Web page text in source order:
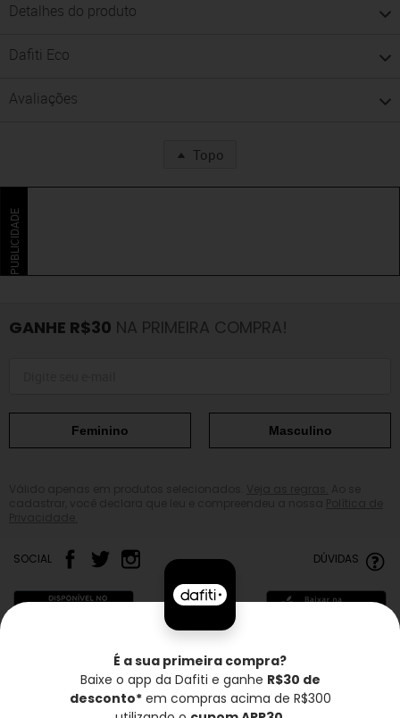
Detalhes do produto
Dafiti Eco
Avaliações
Topo
PUBLICIDADE
GANHE R$30 NA PRIMEIRA COMPRA!
Feminino Masculino
SOCIAL DÚVIDAS
Frete grátis* Troca grátis Entrega rápida
É a sua primeira compra?
Baixe o app da Dafiti e ganhe R$30 de
desconto*em compras acima de R$300